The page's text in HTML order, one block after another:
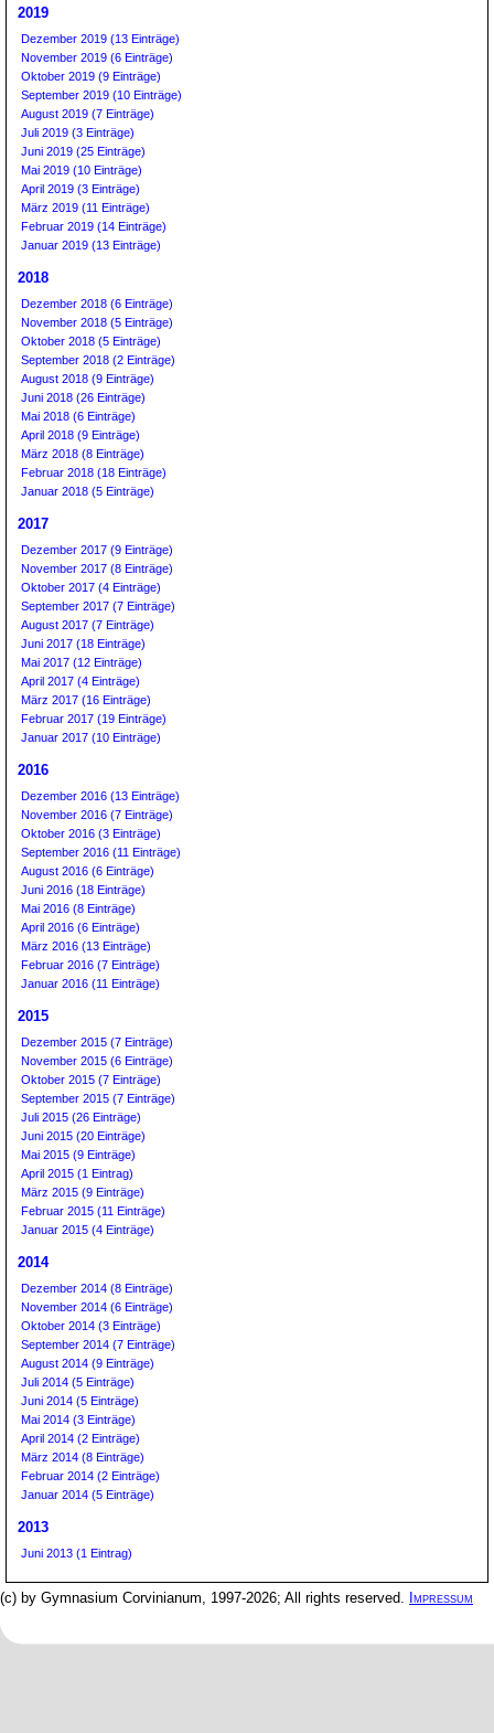
2019
Dezember 2019 (13 Einträge)
November 2019 (6 Einträge)
Oktober 2019 (9 Einträge)
September 2019 (10 Einträge)
August 2019 (7 Einträge)
Juli 2019 (3 Einträge)
Juni 2019 (25 Einträge)
Mai 2019 (10 Einträge)
April 2019 (3 Einträge)
März 2019 (11 Einträge)
Februar 2019 (14 Einträge)
Januar 2019 (13 Einträge)
2018
Dezember 2018 (6 Einträge)
November 2018 (5 Einträge)
Oktober 2018 (5 Einträge)
September 2018 (2 Einträge)
August 2018 (9 Einträge)
Juni 2018 (26 Einträge)
Mai 2018 (6 Einträge)
April 2018 (9 Einträge)
März 2018 (8 Einträge)
Februar 2018 (18 Einträge)
Januar 2018 (5 Einträge)
2017
Dezember 2017 (9 Einträge)
November 2017 (8 Einträge)
Oktober 2017 (4 Einträge)
September 2017 (7 Einträge)
August 2017 (7 Einträge)
Juni 2017 (18 Einträge)
Mai 2017 (12 Einträge)
April 2017 (4 Einträge)
März 2017 (16 Einträge)
Februar 2017 (19 Einträge)
Januar 2017 (10 Einträge)
2016
Dezember 2016 (13 Einträge)
November 2016 (7 Einträge)
Oktober 2016 (3 Einträge)
September 2016 (11 Einträge)
August 2016 (6 Einträge)
Juni 2016 (18 Einträge)
Mai 2016 (8 Einträge)
April 2016 (6 Einträge)
März 2016 (13 Einträge)
Februar 2016 (7 Einträge)
Januar 2016 (11 Einträge)
2015
Dezember 2015 (7 Einträge)
November 2015 (6 Einträge)
Oktober 2015 (7 Einträge)
September 2015 (7 Einträge)
Juli 2015 (26 Einträge)
Juni 2015 (20 Einträge)
Mai 2015 (9 Einträge)
April 2015 (1 Eintrag)
März 2015 (9 Einträge)
Februar 2015 (11 Einträge)
Januar 2015 (4 Einträge)
2014
Dezember 2014 (8 Einträge)
November 2014 (6 Einträge)
Oktober 2014 (3 Einträge)
September 2014 (7 Einträge)
August 2014 (9 Einträge)
Juli 2014 (5 Einträge)
Juni 2014 (5 Einträge)
Mai 2014 (3 Einträge)
April 2014 (2 Einträge)
März 2014 (8 Einträge)
Februar 2014 (2 Einträge)
Januar 2014 (5 Einträge)
2013
Juni 2013 (1 Eintrag)
(c) by Gymnasium Corvinianum, 1997-2026; All rights reserved. Impressum